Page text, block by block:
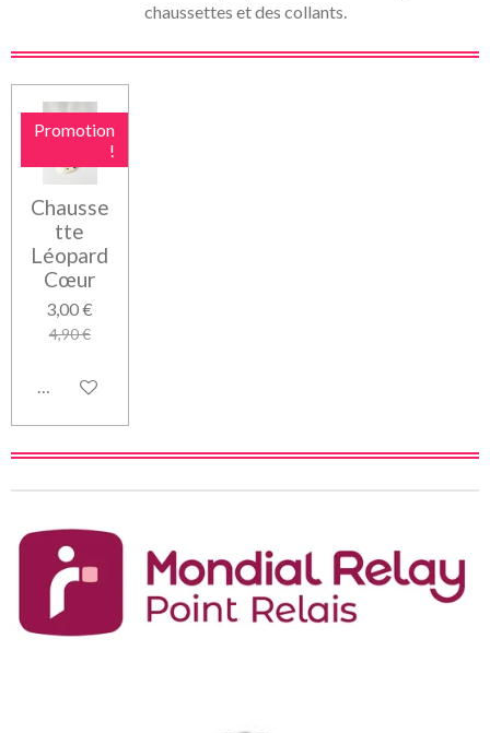
chaussettes et des collants.
Promotion
!
Chausse
tte
Léopard
Cœur
3,00 €
4,90 €
Ajouter au panier